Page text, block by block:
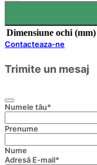
Dimensiune ochi (mm)
Contacteaza-ne
Trimite un mesaj
Numele tău*
Prenume
Nume
Business
Adresă E-mail*